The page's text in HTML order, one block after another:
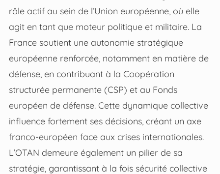
rôle actif au sein de l’Union européenne, où elle
agit en tant que moteur politique et militaire. La
France soutient une autonomie stratégique
européenne renforcée, notamment en matière de
défense, en contribuant à la Coopération
structurée permanente (CSP) et au Fonds
européen de défense. Cette dynamique collective
influence fortement ses décisions, créant un axe
franco-européen face aux crises internationales.
L’OTAN demeure également un pilier de sa
stratégie, garantissant à la fois sécurité collective